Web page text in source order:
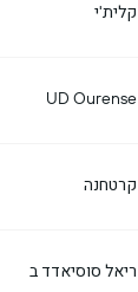
קלית'י
UD Ourense
קרטחנה
ריאל סוסיאדד ב